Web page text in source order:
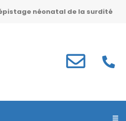
néonatal de la surdité